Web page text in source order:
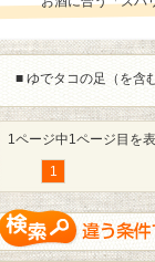
■ ゆでタコの足（を含む
1ページ中1ページ目を
1